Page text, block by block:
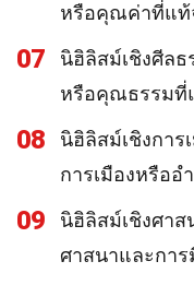
หรือคุณค่าที่แท้
07
นิฮิลิสม์เชิงศีลธ
หรือคุณธรรมที่
08
นิฮิลิสม์เชิงการ
การเมืองหรืออ
09
นิฮิลิสม์เชิงศาส
ศาสนาและการ